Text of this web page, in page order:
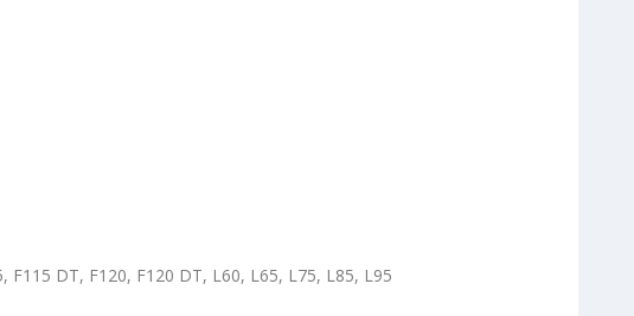
DT, F120, F120 DT, L60, L65, L75, L85, L95